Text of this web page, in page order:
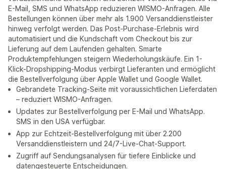
E-Mail, SMS und WhatsApp reduzieren WISMO-Anfragen. Alle
Bestellungen können über mehr als 1.900 Versanddienstleister
hinweg verfolgt werden. Das Post-Purchase-Erlebnis wird
automatisiert und die Kundschaft vom Checkout bis zur
Lieferung auf dem Laufenden gehalten. Smarte
Produktempfehlungen steigern Wiederholungskäufe. Ein 1-
Klick-Dropshipping-Modus verbirgt Lieferanten und ermöglicht
die Bestellverfolgung über Apple Wallet und Google Wallet.
Gebrandete Tracking-Seite mit voraussichtlichen Lieferdaten
– reduziert WISMO-Anfragen.
Updates zur Bestellverfolgung per E-Mail und WhatsApp.
SMS in den USA verfügbar.
App zur Echtzeit-Bestellverfolgung mit über 2.200
Versanddienstleistern und 24/7-Live-Chat-Support.
Zugriff auf Sendungsanalysen für tiefere Einblicke und
datengesteuerte Entscheidungen.